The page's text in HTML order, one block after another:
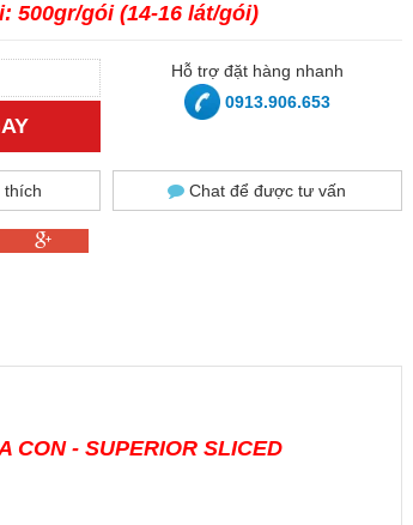
500gr/gói (14-16 lát/gói)
Hỗ trợ đặt hàng nhanh
0913.906.653
thích Chat để được tư vấn
CON - SUPERIOR SLICED